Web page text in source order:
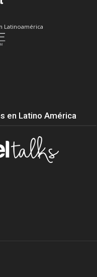
Latinoamérica
en Latino América